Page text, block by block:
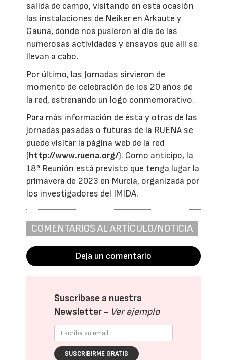
salida de campo, visitando en esta ocasión
las instalaciones de Neiker en Arkaute y
Gauna, donde nos pusieron al día de las
numerosas actividades y ensayos que allí se
llevan a cabo.
Por último, las Jornadas sirvieron de
momento de celebración de los 20 años de
la red, estrenando un logo conmemorativo.
Para más información de ésta y otras de las
jornadas pasadas o futuras de la RUENA se
puede visitar la página web de la red
(http://www.ruena.org/). Como anticipo, la
18ª Reunión está previsto que tenga lugar la
primavera de 2023 en Murcia, organizada por
los investigadores del IMIDA.
COMENTARIOS AL ARTÍCULO/NOTICIA
Deja un comentario
Suscríbase a nuestra
Newsletter - Ver ejemplo
SUSCRIBIRME GRATIS